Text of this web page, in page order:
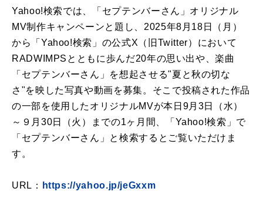
Yahoo!検索では、「セプテンバーさん」オリジナル
MV制作キャンペーンと題し、2025年8月18日（月）
から「Yahoo!検索」の公式X（旧Twitter）において
RADWIMPSとともに歩んだ20年の思い出や、楽曲
「セプテンバーさん」を想起させる"夏と秋の切な
さ"を映した写真や動画を募集。そこで投稿された作品
の一部を使用したオリジナルMVが本日9月3日（水）
～９月30日（火）までの1ヶ月間、「Yahoo!検索」で
「セプテンバーさん」と検索するとご覧いただけま
す。
URL： https://yahoo.jp/jeGxxm